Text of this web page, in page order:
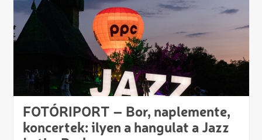
FOTÓRIPORT – Bor, naplemente,
koncertek: ilyen a hangulat a Jazz